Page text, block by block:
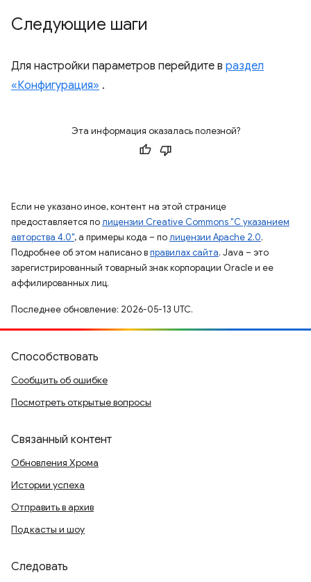
Следующие шаги
Для настройки параметров перейдите в раздел
«Конфигурация» .
Эта информация оказалась полезной?
Если не указано иное, контент на этой странице
предоставляется полицензии Creative Commons "С указанием
авторства 4.0", а примеры кода – полицензии Apache 2.0.
Подробнее об этом написано вправилах сайта. Java – это
зарегистрированный товарный знак корпорации Oracle и ее
аффилированных лиц.
Последнее обновление: 2026-05-13 UTC.
Способствовать
Сообщить об ошибке
Посмотреть открытые вопросы
Связанный контент
Обновления Хрома
Истории успеха
Отправить в архив
Подкасты и шоу
Следовать